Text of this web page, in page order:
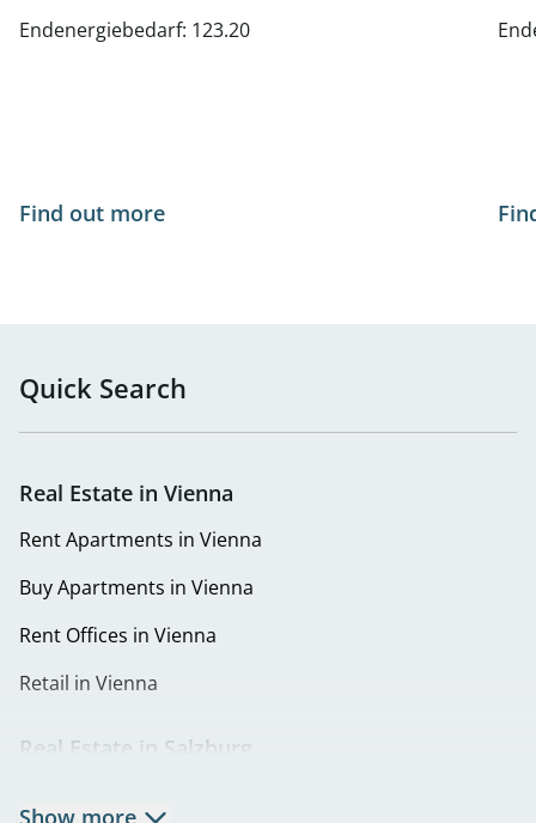
kaufen in 1010 Wien
Endenergiebedarf: 123.20
Find out more
Quick Search
Real Estate in Vienna
Rent Apartments in Vienna
Buy Apartments in Vienna
Rent Offices in Vienna
Retail in Vienna
Real Estate in Salzburg
Show more